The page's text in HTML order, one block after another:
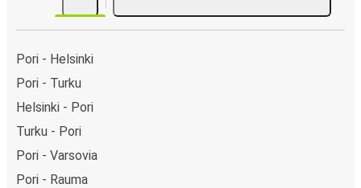
Pori - Helsinki
Pori - Turku
Helsinki - Pori
Turku - Pori
Pori - Varsovia
Pori - Rauma